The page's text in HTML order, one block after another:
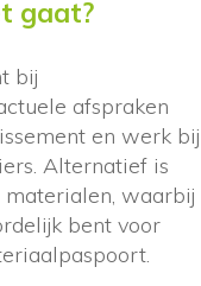
gaat?
bij
afspraken
en werk bij
Alternatief is
waarbij
bent voor